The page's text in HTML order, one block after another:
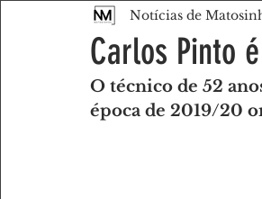
Matosinhos Leça da Palmeira
São Mamede de Infesta
Carlos Pinto
Notícias de
O técnico de 52
época de 2019/20